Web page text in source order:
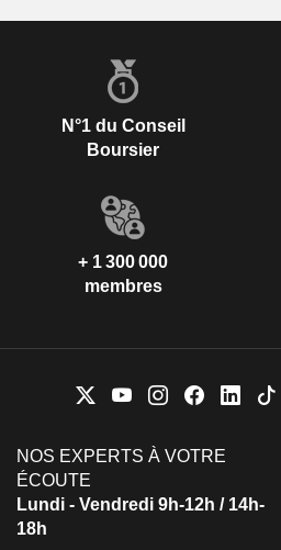
N°1 du Conseil
Boursier
+ 1 300 000
membres
NOS EXPERTS À VOTRE
ÉCOUTE
Lundi - Vendredi 9h-12h / 14h-
18h